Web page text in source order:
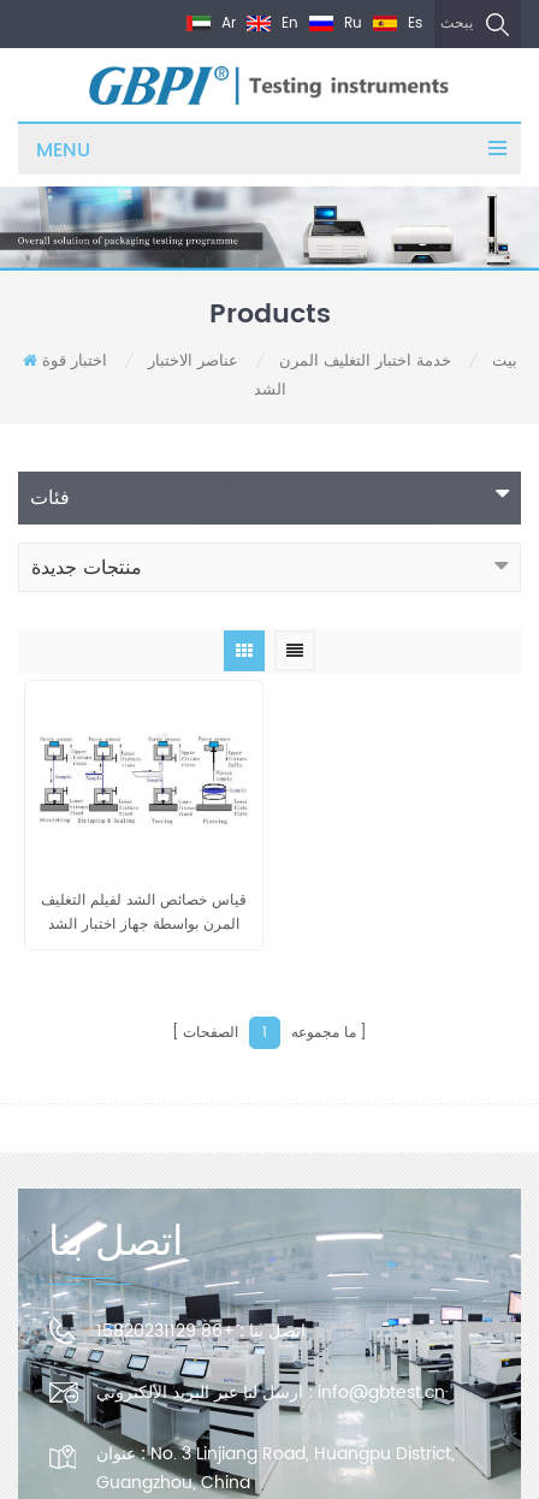
يبحث Ar En Ru Es
MENU
Products
بيت خدمة اختبار التغليف المرن عناصر الاختبار
اختبار قوة
الشد
فئات
منتجات جديدة
قياس خصائص الشد لفيلم التغليف
المرن بواسطة جهاز اختبار الشد
ما مجموعه 1 الصفحات
اتصل بنا
اتصل بنا :+86 15820231129
ارسل لنا عبر البريد الإلكتروني :info@gbtest.cn
عنوان :No. 3 Linjiang Road, Huangpu District,
Guangzhou, China